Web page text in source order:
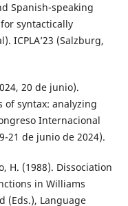
Spanish-speaking
syntactically
ICPLA’23 (Salzburg,
20 de junio).
of syntax: analyzing
Internacional
21 de junio de 2024).
H. (1988). Dissociation
in Williams
(Eds.), Language